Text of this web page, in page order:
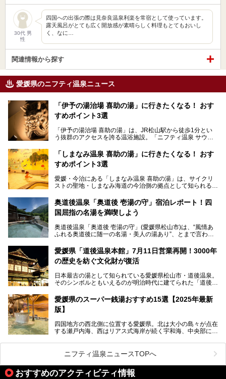
30代 男
性
四国への出張の際は見奈良温泉利楽を常宿として使っています。
露天風呂がとても広く開放感が素晴らしく料理もとてもおいし
く、なに…
関連情報から探す
愛媛県のニフティ温泉ニュース
「伊予の湯治場 喜助の湯」に行きたくなる！ おす
すめポイント3選
「伊予の湯治場 喜助の湯」は、JR松山駅から徒歩1分とい
う抜群のアクセスを誇る温浴施設。「ニフティ温泉 サウナ
ナーが訪れる人気スポットです。天然温泉・サウナ・岩盤
浴・食事・宿泊まで“癒しのすべて”がそろう人気施設の中で
も、特におすすめしたい3つのポイントについて厳選してお
「しまなみ温泉 喜助の湯」に行きたくなる！ おす
すめポイント3選
愛媛・今治にある「しまなみ温泉 喜助の湯」は、サイクリ
ストの聖地・しまなみ海道の今治側の拠点として知られる人
ばれていて、自転車ロッカーや工具、給水サービスなど、旅
人に嬉しい工夫がたっぷり。お風呂は内湯から半露天、サウ
ナまで種類豊富で広々空間。泉質も温度もバリエーション豊
ポイントについて厳選してお届けします。読めばきっと、行
きたくなること間違いなし！
奥道後温泉「奥道後 壱湯の守」宿泊レポート！四
国屈指の名湯を満喫しよう
奥道後温泉「奥道後 壱湯の守」(愛媛県松山市)は、“風情あ
ふれる奥道後に随一の名湯・美人の湯あり”、とまで言われ
露天風呂。日々の生活から隔離された非日常感を味わえま
す。
ト。今回はニフティ温泉ライターである筆者自ら宿泊し、名
物の大露天風呂「翠明の湯」の全浴槽をご紹介。また、パブ
その魅力をご紹介します！
愛媛県「道後温泉本館」7月11日営業再開！3000年
の歴史を紡ぐ文化財が復活
日本最古の湯として知られている愛媛県松山市・道後温泉。
そのシンボルともいえるのが明治時代に建てられた「道後温
いた保存修理工事が終わり、いよいよ2024年7月11日から
全館営業再開となります。
愛媛県のスーパー銭湯おすすめ15選【2025年最新
版】
四国地方の西北側に位置する愛媛県。北は大小の島々が点在
する瀬戸内海、西はリアス式海岸が続く宇和海、中央部には
な自然と、温暖な気候が魅力の県です。
日本最古の温泉といわれる道後温泉を筆頭に、多くの温泉が
ある愛媛県は、スーパー銭湯も豊富です。中には、中四国地
方を代表する人気の施設も。今回は、愛媛県の誇るスーパー
銭湯をピックアップしました。
ニフティ温泉ニュースTOPへ
おすすめのアクティビティ情報